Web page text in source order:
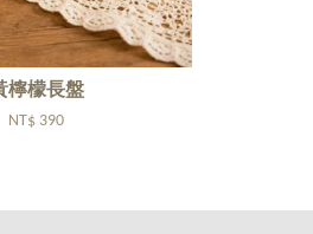
檸檬長盤
NT$ 390